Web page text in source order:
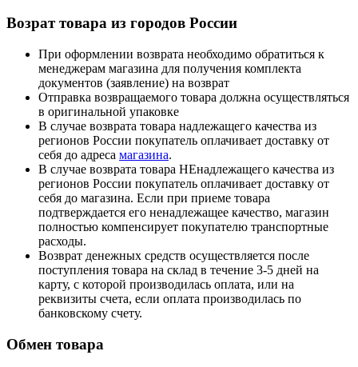
Возрат товара из городов России
При оформлении возврата необходимо обратиться к
менеджерам магазина для получения комплекта
документов (заявление) на возврат
Отправка возвращаемого товара должна осуществляться
в оригинальной упаковке
В случае возврата товара надлежащего качества из
регионов России покупатель оплачивает доставку от
себя до адреса магазина.
В случае возврата товара НЕнадлежащего качества из
регионов России покупатель оплачивает доставку от
себя до магазина. Если при приеме товара
подтверждается его ненадлежащее качество, магазин
полностью компенсирует покупателю транспортные
расходы.
Возврат денежных средств осуществляется после
поступления товара на склад в течение 3-5 дней на
карту, с которой производилась оплата, или на
реквизиты счета, если оплата производилась по
банковскому счету.
Обмен товара